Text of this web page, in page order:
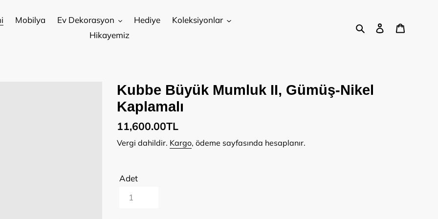
Mobilya Ev Dekorasyon Hediye
Koleksiyonlar
Hikayemiz
Ara Oturum aç
Kubbe Büyük Mumluk II, Gümüş-Nikel
Kaplamalı
Normal
fiyat
11,600.00TL
Vergi dahildir. Kargo, ödeme sayfasında hesaplanır.
Adet